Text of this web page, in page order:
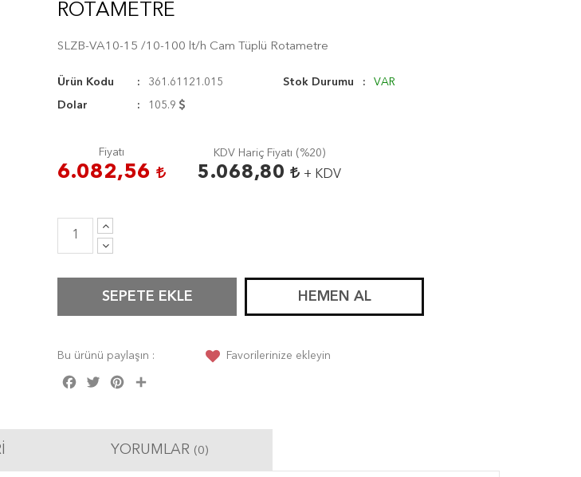
ROTAMETRE
SLZB-VA10-15 /10-100 lt/h Cam Tüplü Rotametre
Ürün Kodu 361.61121.015 Stok Durumu VAR
Dolar 105.9
Fiyatı
6.082,56
KDV Hariç Fiyatı ( %20 )
5.068,80 + KDV
SEPETE EKLE HEMEN AL
Bu ürünü paylaşın :
Facebook
Twitter Pinterest
Favorilerinize ekleyin
YORUMLAR (0)